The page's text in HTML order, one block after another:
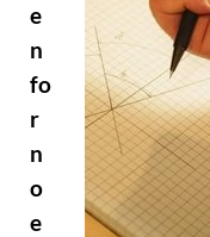
e
n
fo
r
n
o
e